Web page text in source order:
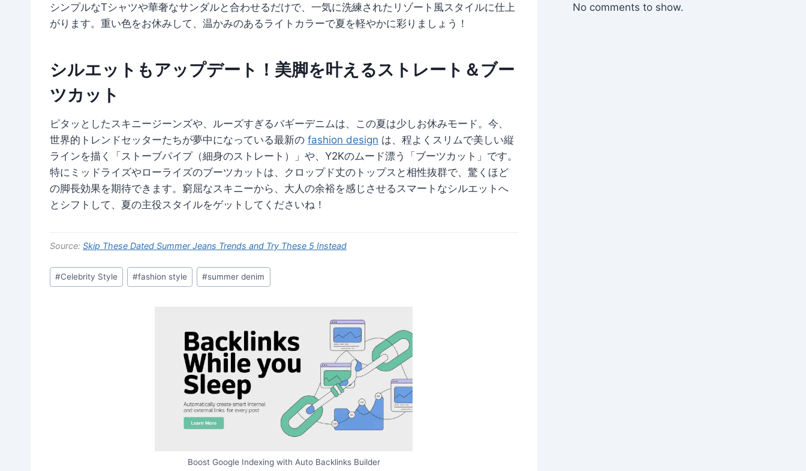
シンプルなTシャツや華奢なサンダルと合わせるだけで、一気に洗練されたリゾート風スタイルに仕上
がります。重い色をお休みして、温かみのあるライトカラーで夏を軽やかに彩りましょう！
シルエットもアップデート！美脚を叶えるストレート＆ブー
ツカット
ピタッとしたスキニージーンズや、ルーズすぎるバギーデニムは、この夏は少しお休みモード。今、
世界的トレンドセッターたちが夢中になっている最新の fashion design は、程よくスリムで美しい縦
ラインを描く「ストーブパイプ（細身のストレート）」や、Y2Kのムード漂う「ブーツカット」です。
特にミッドライズやローライズのブーツカットは、クロップド丈のトップスと相性抜群で、驚くほど
の脚長効果を期待できます。窮屈なスキニーから、大人の余裕を感じさせるスマートなシルエットへ
とシフトして、夏の主役スタイルをゲットしてくださいね！
Source: Skip These Dated Summer Jeans Trends and Try These 5 Instead
Post
Tags:
#Celebrity Style #fashion style #summer denim
Boost Google Indexing with Auto Backlinks Builder
No comments to show.